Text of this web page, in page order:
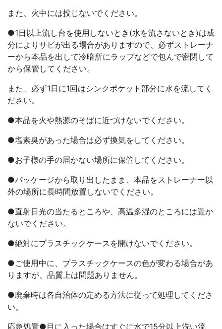
また、火中には投じないでください。
●1日以上流し台を使用しないとき(水を流さないとき)は成
分によりサビが出る場合がありますので、必ずストレーナ
ーから本品を出して冷暗所にラップなどで包んで密閉して
から保管してください。
また、必ず1日に1回はシンクポケット部分に水を流してく
ださい。
●本品を火や熱源のそばに近づけないでください。
●塩素臭があった場合は必ず換気をしてください。
●お子様の手の届かない場所に保管してください。
●パッケージから取り出したまま、本品をストレーナー以
外の場所に長時間放置しないでください。
●直射日光の当たるところや、高温多湿のところには置か
ないでください。
●絶対にプラスチックケースを開けないでください。
●ご使用中に、プラスチックケースの色が変わる場合があ
りますが、品質上は問題ありません。
●廃棄時は各自治体の定める方法に従って処理してくださ
い。
応急処置●目に入った場合はすぐに水で15分以上洗い流